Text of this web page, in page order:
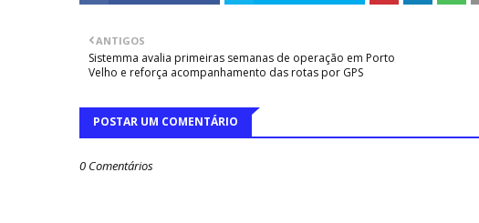
ANTIGOS
Sistemma avalia primeiras semanas de operação em Porto
Velho e reforça acompanhamento das rotas por GPS
POSTAR UM COMENTÁRIO
0 Comentários